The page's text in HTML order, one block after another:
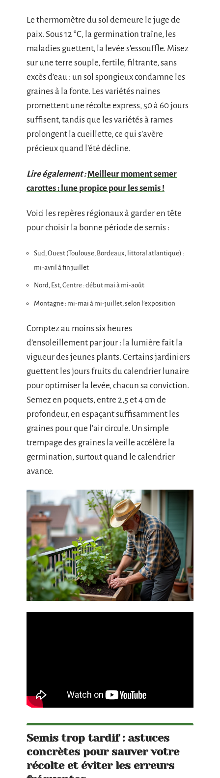
Le thermomètre du sol demeure le juge de
paix. Sous 12 °C, la germination traîne, les
maladies guettent, la levée s’essouffle. Misez
sur une terre souple, fertile, filtrante, sans
excès d’eau : un sol spongieux condamne les
graines à la fonte. Les variétés naines
promettent une récolte express, 50 à 60 jours
suffisent, tandis que les variétés à rames
prolongent la cueillette, ce qui s’avère
précieux quand l’été décline.
Lire également : Meilleur moment semer
carottes : lune propice pour les semis !
Voici les repères régionaux à garder en tête
pour choisir la bonne période de semis :
Sud, Ouest (Toulouse, Bordeaux, littoral atlantique) :
mi-avril à fin juillet
Nord, Est, Centre : début mai à mi-août
Montagne : mi-mai à mi-juillet, selon l’exposition
Comptez au moins six heures
d’ensoleillement par jour : la lumière fait la
vigueur des jeunes plants. Certains jardiniers
guettent les jours fruits du calendrier lunaire
pour optimiser la levée, chacun sa conviction.
Semez en poquets, entre 2,5 et 4 cm de
profondeur, en espaçant suffisamment les
graines pour que l’air circule. Un simple
trempage des graines la veille accélère la
germination, surtout quand le calendrier
avance.
Semis trop tardif : astuces
concrètes pour sauver votre
récolte et éviter les erreurs